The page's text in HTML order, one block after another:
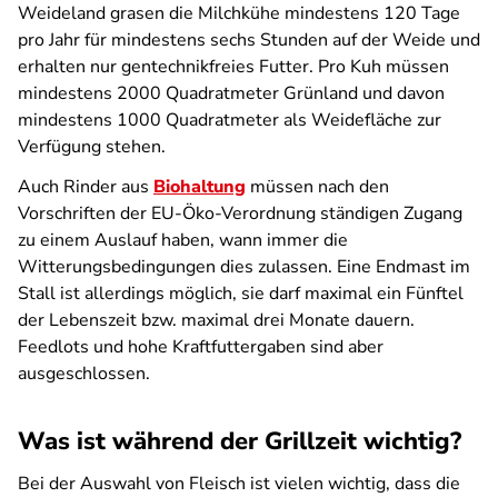
Weideland grasen die Milchkühe mindestens 120 Tage
pro Jahr für mindestens sechs Stunden auf der Weide und
erhalten nur gentechnikfreies Futter. Pro Kuh müssen
mindestens 2000 Quadratmeter Grünland und davon
mindestens 1000 Quadratmeter als Weideﬂäche zur
Verfügung stehen.
Auch Rinder aus Biohaltung müssen nach den
Vorschriften der EU-Öko-Verordnung ständigen Zugang
zu einem Auslauf haben, wann immer die
Witterungsbedingungen dies zulassen. Eine Endmast im
Stall ist allerdings möglich, sie darf maximal ein Fünftel
der Lebenszeit bzw. maximal drei Monate dauern.
Feedlots und hohe Kraftfuttergaben sind aber
ausgeschlossen.
Was ist während der Grillzeit wichtig?
Bei der Auswahl von Fleisch ist vielen wichtig, dass die